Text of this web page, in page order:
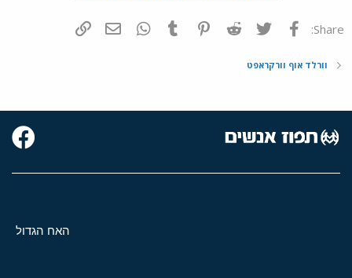
Share: פייסבוק Twitter
Reddit
Pinterest
Tumblr
WhatsAppדואר אלקטרוני
וורלד אוף וורקראפט
האח הגדול